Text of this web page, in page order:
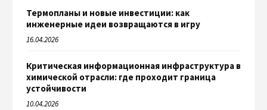
Термопланы и новые инвестиции: как
инженерные идеи возвращаются в игру
16.04.2026
Критическая информационная инфраструктура в
химической отрасли: где проходит граница
устойчивости
10.04.2026